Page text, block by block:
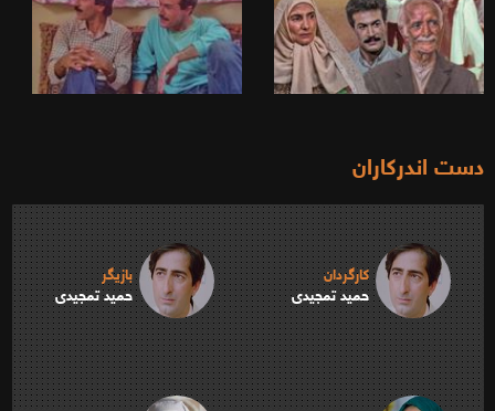
دست اندرکاران
کارگردان
حمید تمجیدی
بازیگر
حمید تمجیدی